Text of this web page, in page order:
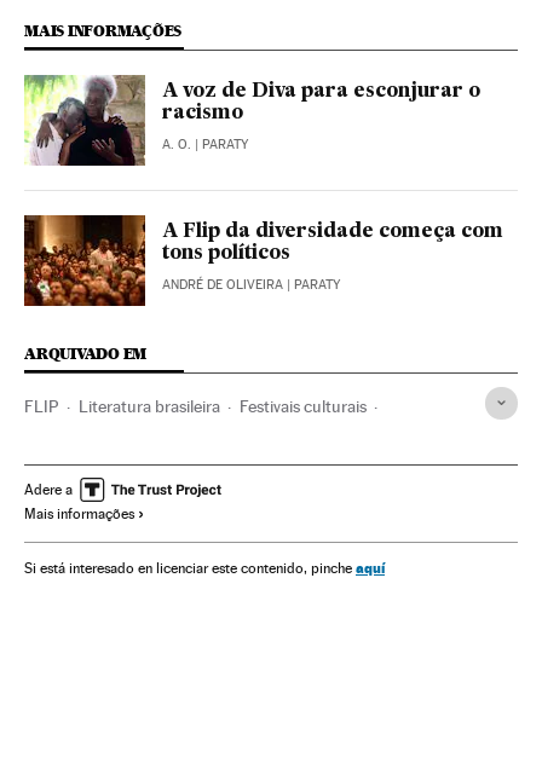
MAIS INFORMAÇÕES
A voz de Diva para esconjurar o
racismo
A. O. | PARATY
A Flip da diversidade começa com
tons políticos
ANDRÉ DE OLIVEIRA | PARATY
ARQUIVADO EM
FLIP Literatura brasileira Festivais culturais
Agenda cultural Literatura
América Latina
Mulheres América Cultura Eventos Preconceitos
Adere a
Mais informações
Si está interesado en licenciar este contenido, pinche aquí